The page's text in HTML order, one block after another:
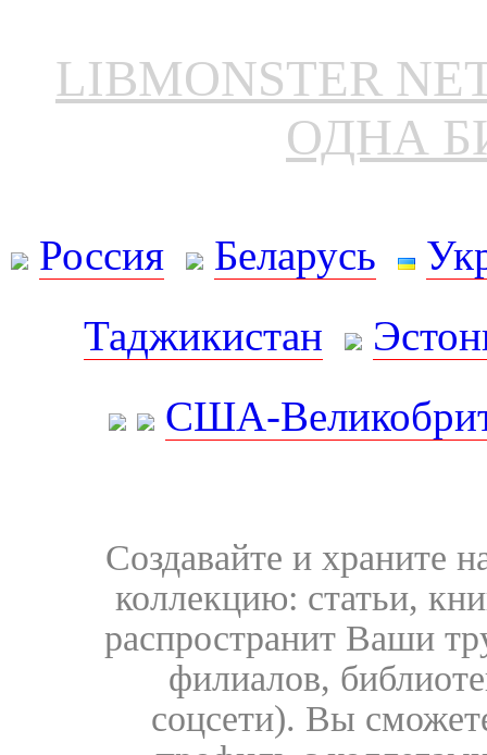
LIBMONSTER
ОДНА
Россия Беларусь
Таджикистан
США-
Создавайте и храните
коллекцию: статьи,
распространит Ваши
филиалов,
соцсети). Вы